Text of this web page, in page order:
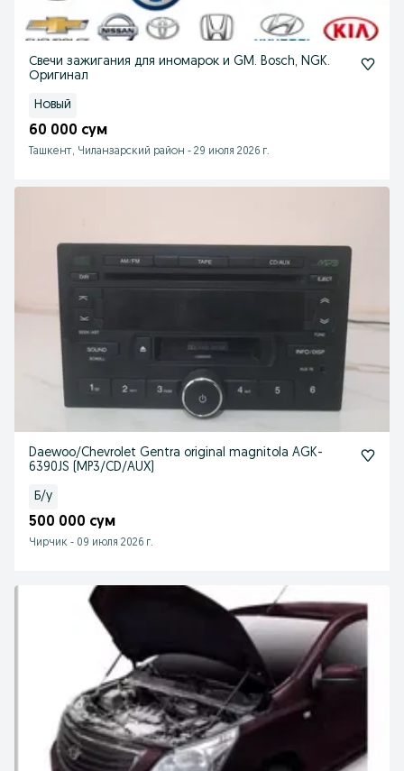
Свечи зажигания для иномарок и GM. Bosch, NGK.
Оригинал
Новый
60 000 сум
Ташкент, Чиланзарский район - 29 июля 2026 г.
Daewoo/Chevrolet Gentra original magnitola AGK-
6390JS (MP3/CD/AUX)
Б/у
500 000 сум
Чирчик - 09 июля 2026 г.